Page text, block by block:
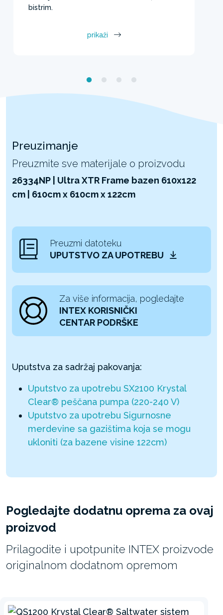
bistrim.
prikaži
Preuzimanje
Preuzmite sve materijale o proizvodu
26334NP | Ultra XTR Frame bazen 610x122
cm | 610cm x 610cm x 122cm
Preuzmi datoteku
UPUTSTVO ZA UPOTREBU
Za više informacija, pogledajte
INTEX KORISNIČKI
CENTAR PODRŠKE
Uputstva za sadržaj pakovanja:
Uputstvo za upotrebu SX2100 Krystal
Clear® peščana pumpa (220-240 V)
Uputstvo za upotrebu Sigurnosne
merdevine sa gazištima koja se mogu
ukloniti (za bazene visine 122cm)
Pogledajte dodatnu oprema za ovaj
proizvod
Prilagodite i upotpunite INTEX proizvode
originalnom dodatnom opremom